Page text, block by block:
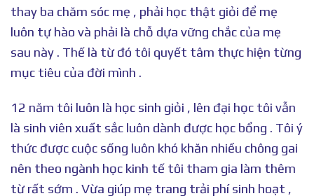
thay ba chăm sóc mẹ , phải học thật giỏi để mẹ
luôn tự hào và phải là chỗ dựa vững chắc của mẹ
sau này . Thế là từ đó tôi quyết tâm thực hiện từng
mục tiêu của đời mình .
12 năm tôi luôn là học sinh giỏi , lên đại học tôi vẫn
là sinh viên xuất sắc luôn dành được học bổng . Tôi ý
thức được cuộc sống luôn khó khăn nhiều chông gai
nên theo ngành học kinh tế tôi tham gia làm thêm
từ rất sớm . Vừa giúp mẹ trang trải phí sinh hoạt ,